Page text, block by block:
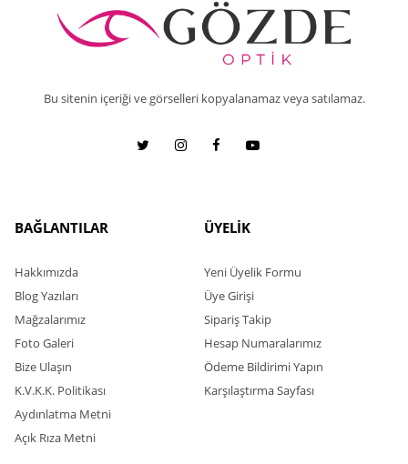
Bu sitenin içeriği ve görselleri kopyalanamaz veya satılamaz.
BAĞLANTILAR
Hakkımızda
Blog Yazıları
Mağzalarımız
Foto Galeri
Bize Ulaşın
K.V.K.K. Politikası
Aydınlatma Metni
Açık Rıza Metni
ÜYELİK
Yeni Üyelik Formu
Üye Girişi
Sipariş Takip
Hesap Numaralarımız
Ödeme Bildirimi Yapın
Karşılaştırma Sayfası